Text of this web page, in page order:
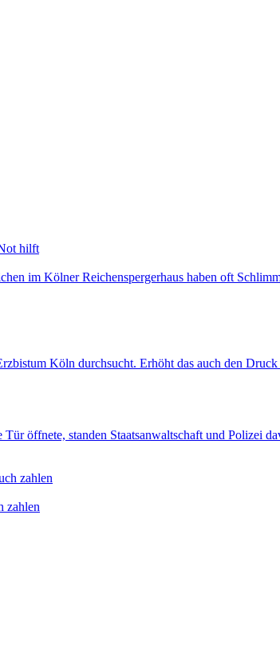
hilft
im Kölner Reichenspergerhaus haben oft
Köln durchsucht. Erhöht das auch den
öffnete, standen Staatsanwaltschaft und Polizei
zahlen